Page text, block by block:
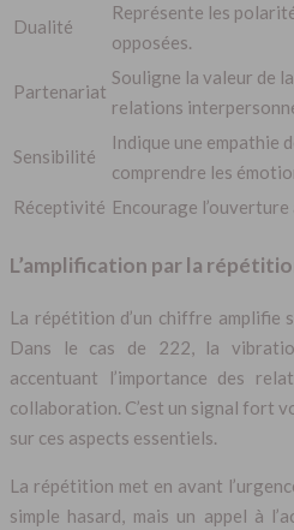
Dualité
Représente les
opposées.
Partenariat
Souligne la valeur de
relations
Sensibilité
Indique une empathie
comprendre les
Réceptivité Encourage
L’amplification par la
La répétition d’un chiffre amplifie
Dans le cas de 222, la
accentuant l’importance des
collaboration. C’est un signal fort
sur ces aspects essentiels.
La répétition met en avant
simple hasard, mais un appel à